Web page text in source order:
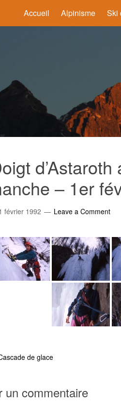
Accueil Alpinisme Ski
– 1er
février 1992 Leave a Comment
de glace
un commentaire